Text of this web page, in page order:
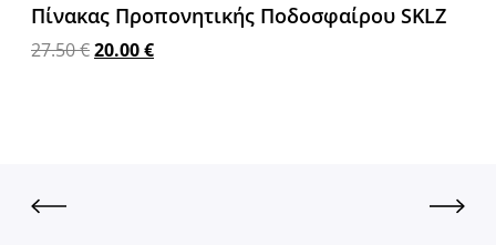
Πίνακας Προπονητικής Ποδοσφαίρου SKLZ
27.50€20.00€